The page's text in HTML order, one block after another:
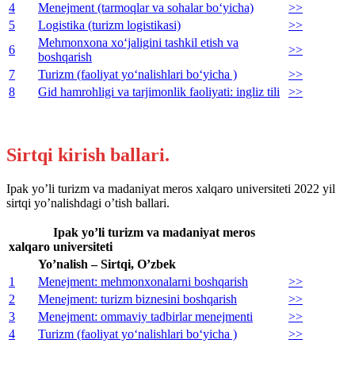
4
Menejment (tarmoqlar va sohalar bo‘yicha)
>>
5
Logistika (turizm logistikasi)
>>
6
Mehmonxona xo‘jaligini tashkil etish va
boshqarish
>>
7
Turizm (faoliyat yo‘nalishlari bo‘yicha )
>>
8
Gid hamrohligi va tarjimonlik faoliyati: ingliz tili >>
Sirtqi kirish ballari.
Ipak yo’li turizm va madaniyat meros xalqaro universiteti 2022 yil
sirtqi yo’nalishdagi o’tish ballari.
Ipak yo’li turizm va madaniyat meros
xalqaro universiteti
Yo’nalish – Sirtqi, O’zbek
1
Menejment: mehmonxonalarni boshqarish
>>
2
Menejment: turizm biznesini boshqarish
>>
3
Menejment: ommaviy tadbirlar menejmenti
>>
4
Turizm (faoliyat yo‘nalishlari bo‘yicha ) >>